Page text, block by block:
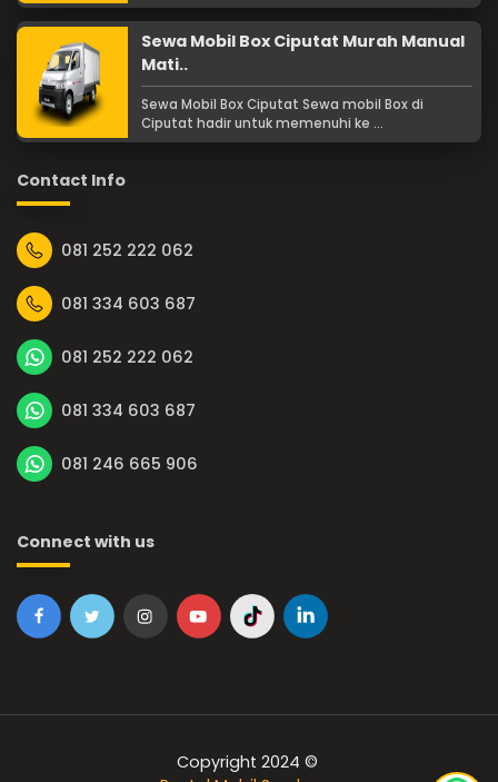
Sewa Mobil Box Ciputat Murah Manual
Mati..
Sewa Mobil Box Ciputat Sewa mobil Box di
Ciputat hadir untuk memenuhi ke ...
Contact Info
081 252 222 062
081 334 603 687
081 252 222 062
081 334 603 687
081 246 665 906
Connect with us
Copyright 2024 ©